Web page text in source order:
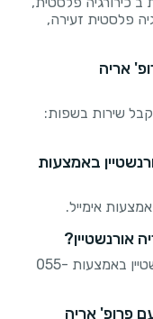
פלסטית זעירה,
אריה
שירות בשפות:
באמצעות
אימייל.
אורנשטיין?
ניתן לקבוע פגישה עם פרופ' אריה אורנשטיין באמצעות 055-
פרופ' אריה